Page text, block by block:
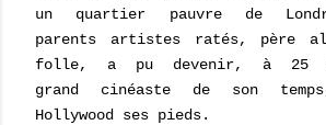
un quartier pauvre de
parents artistes ratés, père
folle, a pu devenir, à 25
grand cinéaste de son
Hollywood ses pieds.